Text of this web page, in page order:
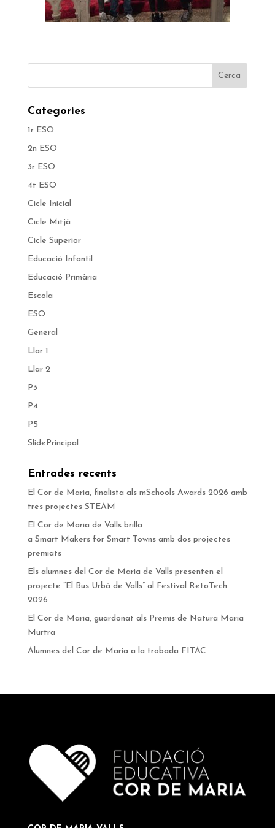
Categories
1r ESO
2n ESO
3r ESO
4t ESO
Cicle Inicial
Cicle Mitjà
Cicle Superior
Educació Infantil
Educació Primària
Escola
ESO
General
Llar 1
Llar 2
P3
P4
P5
SlidePrincipal
Entrades recents
El Cor de Maria, finalista als mSchools Awards 2026 amb
tres projectes STEAM
El Cor de Maria de Valls brilla
a Smart Makers for Smart Towns amb dos projectes
premiats
Els alumnes del Cor de Maria de Valls presenten el
projecte “El Bus Urbà de Valls” al Festival RetoTech
2026
El Cor de Maria, guardonat als Premis de Natura Maria
Murtra
Alumnes del Cor de Maria a la trobada FITAC